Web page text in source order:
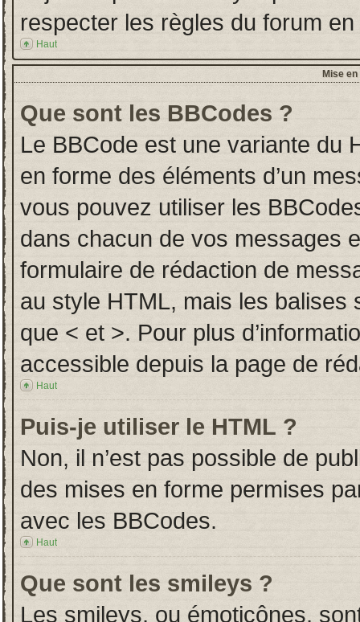
respecter les règles du forum
Haut
Mise
Que sont les BBCodes ?
Le BBCode est une variante du
en forme des éléments d’un
vous pouvez utiliser les
dans chacun de vos messages
formulaire de rédaction de
au style HTML, mais les
que < et >. Pour plus
accessible depuis la page de
Haut
Puis-je utiliser le HTML ?
Non, il n’est pas possible de
des mises en forme permises
avec les BBCodes.
Haut
Que sont les smileys ?
Les smileys, ou émoticônes,